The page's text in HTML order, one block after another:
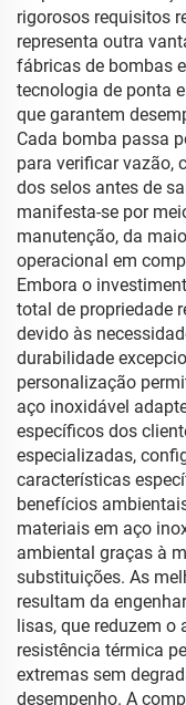
rigorosos requisitos
representa outra
fábricas de bombas
tecnologia de ponta
que garantem
Cada bomba passa
para verificar vazão,
dos selos antes de
manifesta-se por
manutenção, da
operacional em
Embora o
total de propriedade
devido às
durabilidade
personalização
aço inoxidável
específicos dos
especializadas,
características
benefícios
materiais em aço
ambiental graças à
substituições. As
resultam da
lisas, que reduzem o
resistência térmica
extremas sem
desempenho. A